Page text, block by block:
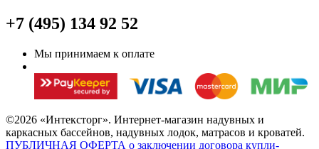
+7 (495) 134 92 52
Мы принимаем к оплате
©2026 «Интексторг». Интернет-магазин надувных и
каркасных бассейнов, надувных лодок, матрасов и кроватей.
ПУБЛИЧНАЯ ОФЕРТА о заключении договора купли-